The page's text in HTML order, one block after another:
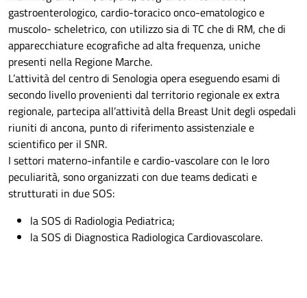
gastroenterologico, cardio-toracico onco-ematologico e
muscolo- scheletrico, con utilizzo sia di TC che di RM, che di
apparecchiature ecografiche ad alta frequenza, uniche
presenti nella Regione Marche.
L’attività del centro di Senologia opera eseguendo esami di
secondo livello provenienti dal territorio regionale ex extra
regionale, partecipa all’attività della Breast Unit degli ospedali
riuniti di ancona, punto di riferimento assistenziale e
scientifico per il SNR.
I settori materno-infantile e cardio-vascolare con le loro
peculiarità, sono organizzati con due teams dedicati e
strutturati in due SOS:
la SOS di Radiologia Pediatrica;
la SOS di Diagnostica Radiologica Cardiovascolare.